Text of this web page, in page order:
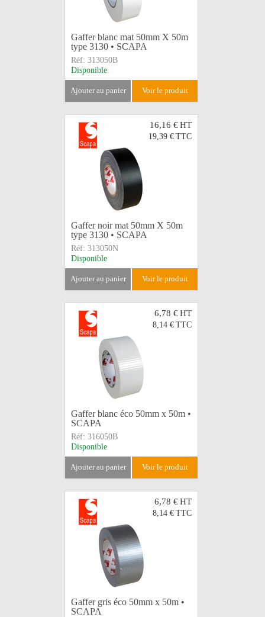
Gaffer blanc mat 50mm X 50m
type 3130 • SCAPA
Réf: 313050B
Disponible
ajouter au panier voir le produit
16,16 €HT
19,39 € TTC
Gaffer noir mat 50mm X 50m
type 3130 • SCAPA
Réf: 313050N
Disponible
ajouter au panier voir le produit
6,78 €HT
8,14 € TTC
Gaffer blanc éco 50mm x 50m •
SCAPA
Réf: 316050B
Disponible
ajouter au panier voir le produit
6,78 €HT
8,14 € TTC
Gaffer gris éco 50mm x 50m •
SCAPA